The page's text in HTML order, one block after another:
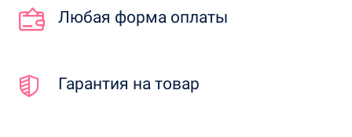
Любая форма оплаты
Гарантия на товар